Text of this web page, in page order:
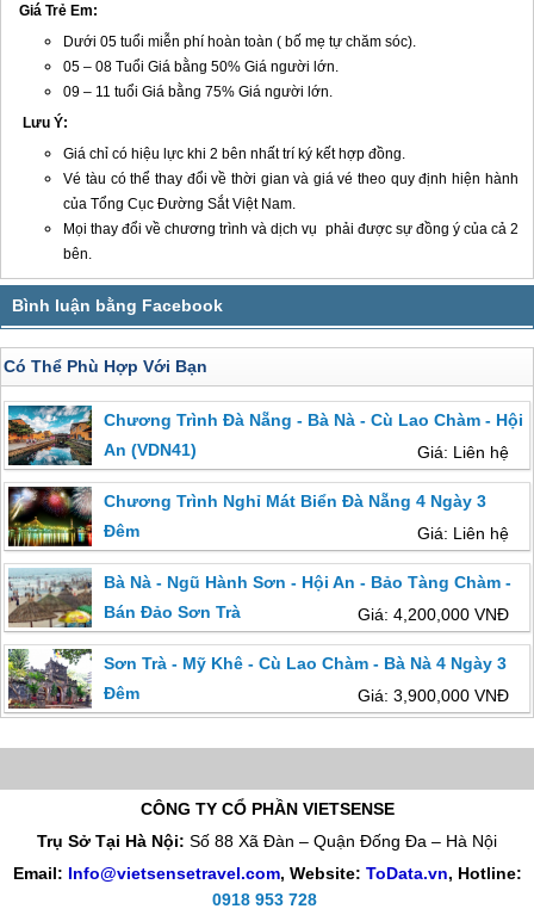
Giá Trẻ Em:
Dưới 05 tuổi miễn phí hoàn toàn ( bố mẹ tự chăm sóc).
05 – 08 Tuổi Giá bằng 50% Giá người lớn.
09 – 11 tuổi Giá bằng 75% Giá người lớn.
Lưu Ý:
Giá chỉ có hiệu lực khi 2 bên nhất trí ký kết hợp đồng.
Vé tàu có thể thay đổi về thời gian và giá vé theo quy định hiện hành
của Tổng Cục Đường Sắt Việt Nam.
Mọi thay đổi về chương trình và dịch vụ phải được sự đồng ý của cả 2
bên.
Có Thể Phù Hợp Với Bạn
Chương Trình Đà Nẵng - Bà Nà - Cù Lao Chàm - Hội
An (VDN41)
Giá: Liên hệ
Chương Trình Nghỉ Mát Biển Đà Nẵng 4 Ngày 3
Đêm
Giá: Liên hệ
Bà Nà - Ngũ Hành Sơn - Hội An - Bảo Tàng Chàm -
Bán Đảo Sơn Trà
Giá: 4,200,000 VNĐ
Sơn Trà - Mỹ Khê - Cù Lao Chàm - Bà Nà 4 Ngày 3
Đêm
Giá: 3,900,000 VNĐ
CÔNG TY CỔ PHẦN VIETSENSE
Trụ Sở Tại Hà Nội: Số 88 Xã Đàn – Quận Đống Đa – Hà Nội
Email: Info@vietsensetravel.com, Website: ToData.vn, Hotline:
0918 953 728